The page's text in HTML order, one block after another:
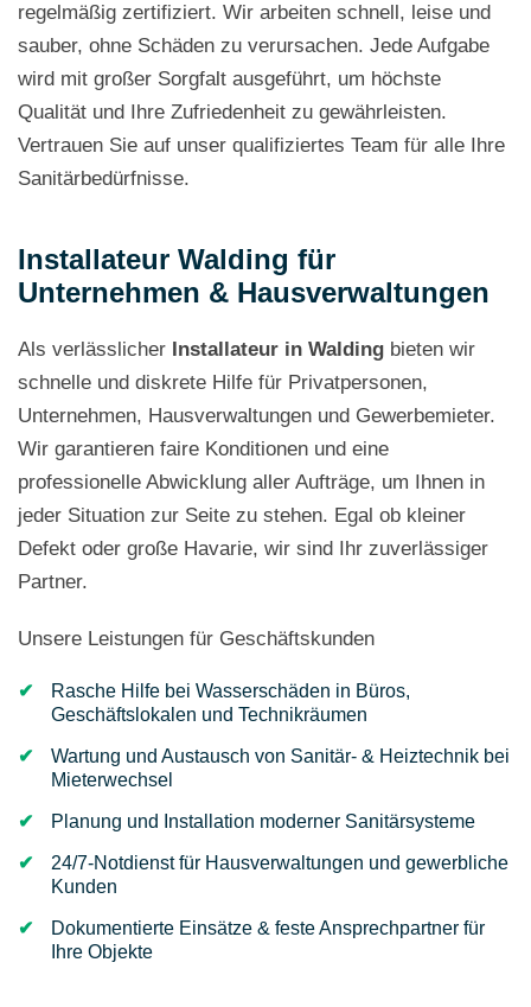
regelmäßig zertifiziert. Wir arbeiten schnell, leise und
sauber, ohne Schäden zu verursachen. Jede Aufgabe
wird mit großer Sorgfalt ausgeführt, um höchste
Qualität und Ihre Zufriedenheit zu gewährleisten.
Vertrauen Sie auf unser qualifiziertes Team für alle Ihre
Sanitärbedürfnisse.
Installateur Walding für
Unternehmen & Hausverwaltungen
Als verlässlicher Installateur in Walding bieten wir
schnelle und diskrete Hilfe für Privatpersonen,
Unternehmen, Hausverwaltungen und Gewerbemieter.
Wir garantieren faire Konditionen und eine
professionelle Abwicklung aller Aufträge, um Ihnen in
jeder Situation zur Seite zu stehen. Egal ob kleiner
Defekt oder große Havarie, wir sind Ihr zuverlässiger
Partner.
Unsere Leistungen für Geschäftskunden
Rasche Hilfe bei Wasserschäden in Büros,
Geschäftslokalen und Technikräumen
Wartung und Austausch von Sanitär- & Heiztechnik bei
Mieterwechsel
Planung und Installation moderner Sanitärsysteme
24/7-Notdienst für Hausverwaltungen und gewerbliche
Kunden
Dokumentierte Einsätze & feste Ansprechpartner für
Ihre Objekte